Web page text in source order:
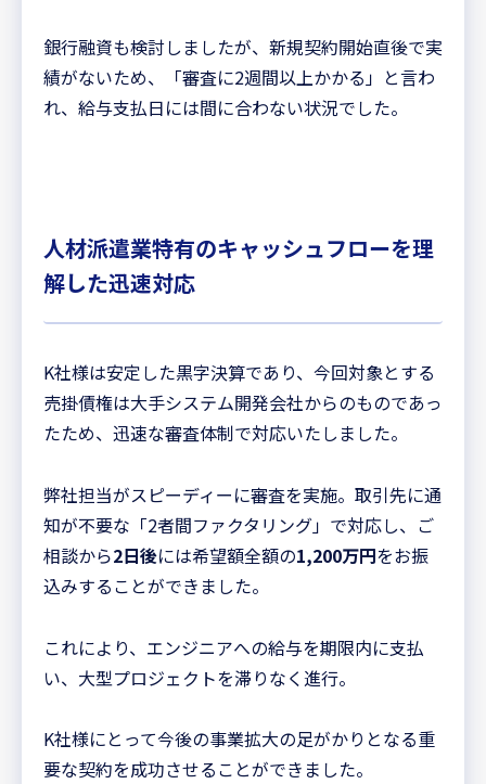
銀行融資も検討しましたが、新規契約開始直後で実
績がないため、「審査に2週間以上かかる」と言わ
れ、給与支払日には間に合わない状況でした。
人材派遣業特有のキャッシュフローを理
解した迅速対応
K社様は安定した黒字決算であり、今回対象とする
売掛債権は大手システム開発会社からのものであっ
たため、迅速な審査体制で対応いたしました。
弊社担当がスピーディーに審査を実施。取引先に通
知が不要な「2者間ファクタリング」で対応し、ご
相談から2日後には希望額全額の1,200万円をお振
込みすることができました。
これにより、エンジニアへの給与を期限内に支払
い、大型プロジェクトを滞りなく進行。
K社様にとって今後の事業拡大の足がかりとなる重
要な契約を成功させることができました。